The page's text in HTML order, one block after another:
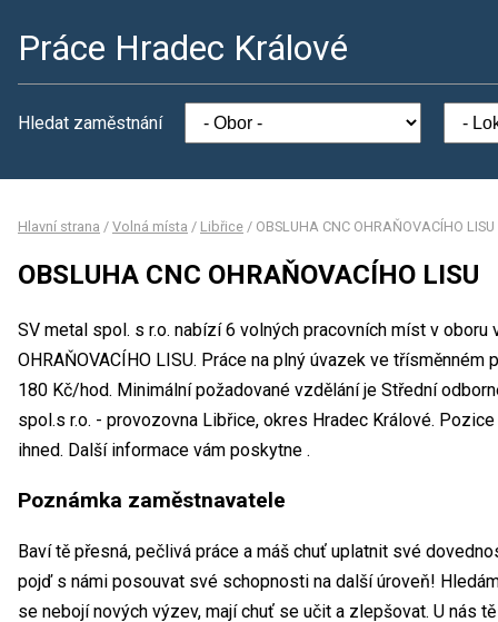
Práce Hradec Králové
Hledat zaměstnání
Hlavní strana / Volná místa / Libřice / OBSLUHA CNC OHRAŇOVACÍHO LISU
OBSLUHA CNC OHRAŇOVACÍHO LISU
SV metal spol. s r.o. nabízí 6 volných pracovních míst v oboru
OHRAŇOVACÍHO LISU. Práce na plný úvazek ve
180 Kč/hod. Minimální požadované vzdělání je Střední
spol.s r.o. - provozovna Libřice, okres Hradec Králové.
ihned. Další informace vám poskytne .
Poznámka zaměstnavatele
Baví tě přesná, pečlivá práce a máš chuť uplatnit své
pojď s námi posouvat své schopnosti na další úroveň!
se nebojí nových výzev, mají chuť se učit a zlepšovat. U nás